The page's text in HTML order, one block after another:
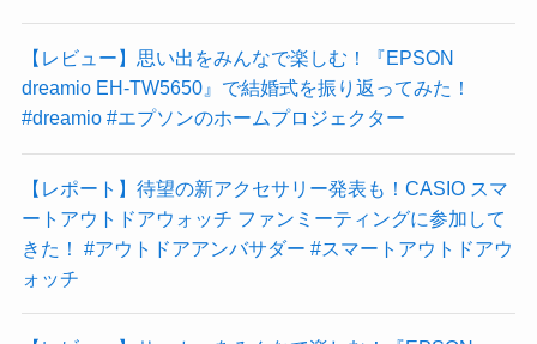
【レビュー】思い出をみんなで楽しむ！『EPSON
dreamio EH-TW5650』で結婚式を振り返ってみた！
#dreamio #エプソンのホームプロジェクター
【レポート】待望の新アクセサリー発表も！CASIO スマ
ートアウトドアウォッチ ファンミーティングに参加して
きた！ #アウトドアアンバサダー #スマートアウトドアウ
ォッチ